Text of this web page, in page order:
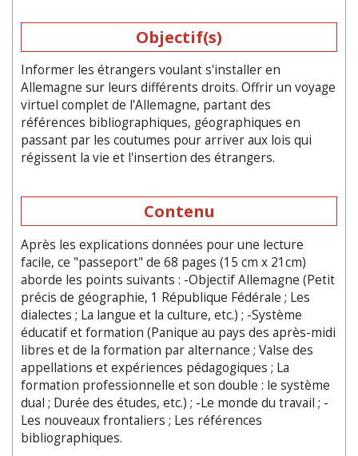
Objectif(s)
Informer les étrangers voulant s'installer en
Allemagne sur leurs différents droits. Offrir un voyage
virtuel complet de l'Allemagne, partant des
références bibliographiques, géographiques en
passant par les coutumes pour arriver aux lois qui
régissent la vie et l'insertion des étrangers.
Contenu
Après les explications données pour une lecture
facile, ce "passeport" de 68 pages (15 cm x 21cm)
aborde les points suivants : -Objectif Allemagne (Petit
précis de géographie, 1 République Fédérale ; Les
dialectes ; La langue et la culture, etc.) ; -Système
éducatif et formation (Panique au pays des après-midi
libres et de la formation par alternance ; Valse des
appellations et expériences pédagogiques ; La
formation professionnelle et son double : le système
dual ; Durée des études, etc.) ; -Le monde du travail ; -
Les nouveaux frontaliers ; Les références
bibliographiques.